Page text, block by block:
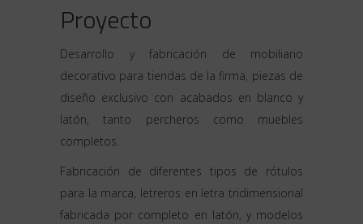
Proyecto
Desarrollo y fabricación de mobiliario
decorativo para tiendas de la firma, piezas de
diseño exclusivo con acabados en blanco y
latón, tanto percheros como muebles
completos.
Fabricación de diferentes tipos de rótulos
para la marca, letreros en letra tridimensional
fabricada por completo en latón, y modelos